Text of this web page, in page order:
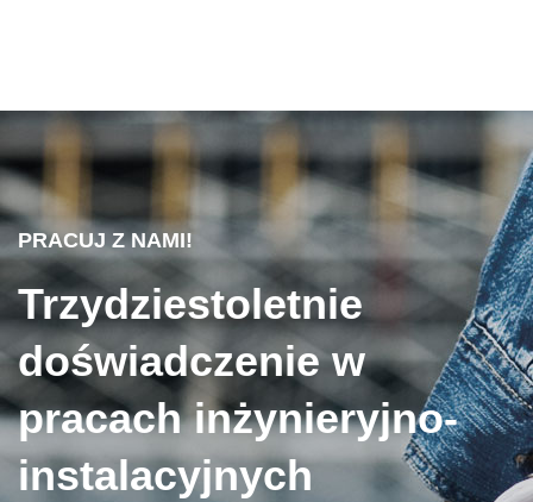
PRACUJ Z NAMI!
Trzydziestoletnie
doświadczenie w
pracach inżynieryjno-
instalacyjnych